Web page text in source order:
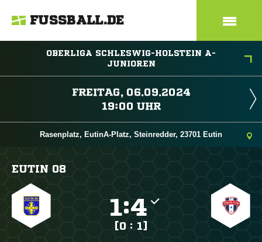
FUSSBALL.DE
OBERLIGA SCHLESWIG-HOLSTEIN A-
JUNIOREN
 
 
Rasenplatz, EutinA-Platz, Steinredder, 23701 Eutin
EUTIN 08
:
[0 : 1]